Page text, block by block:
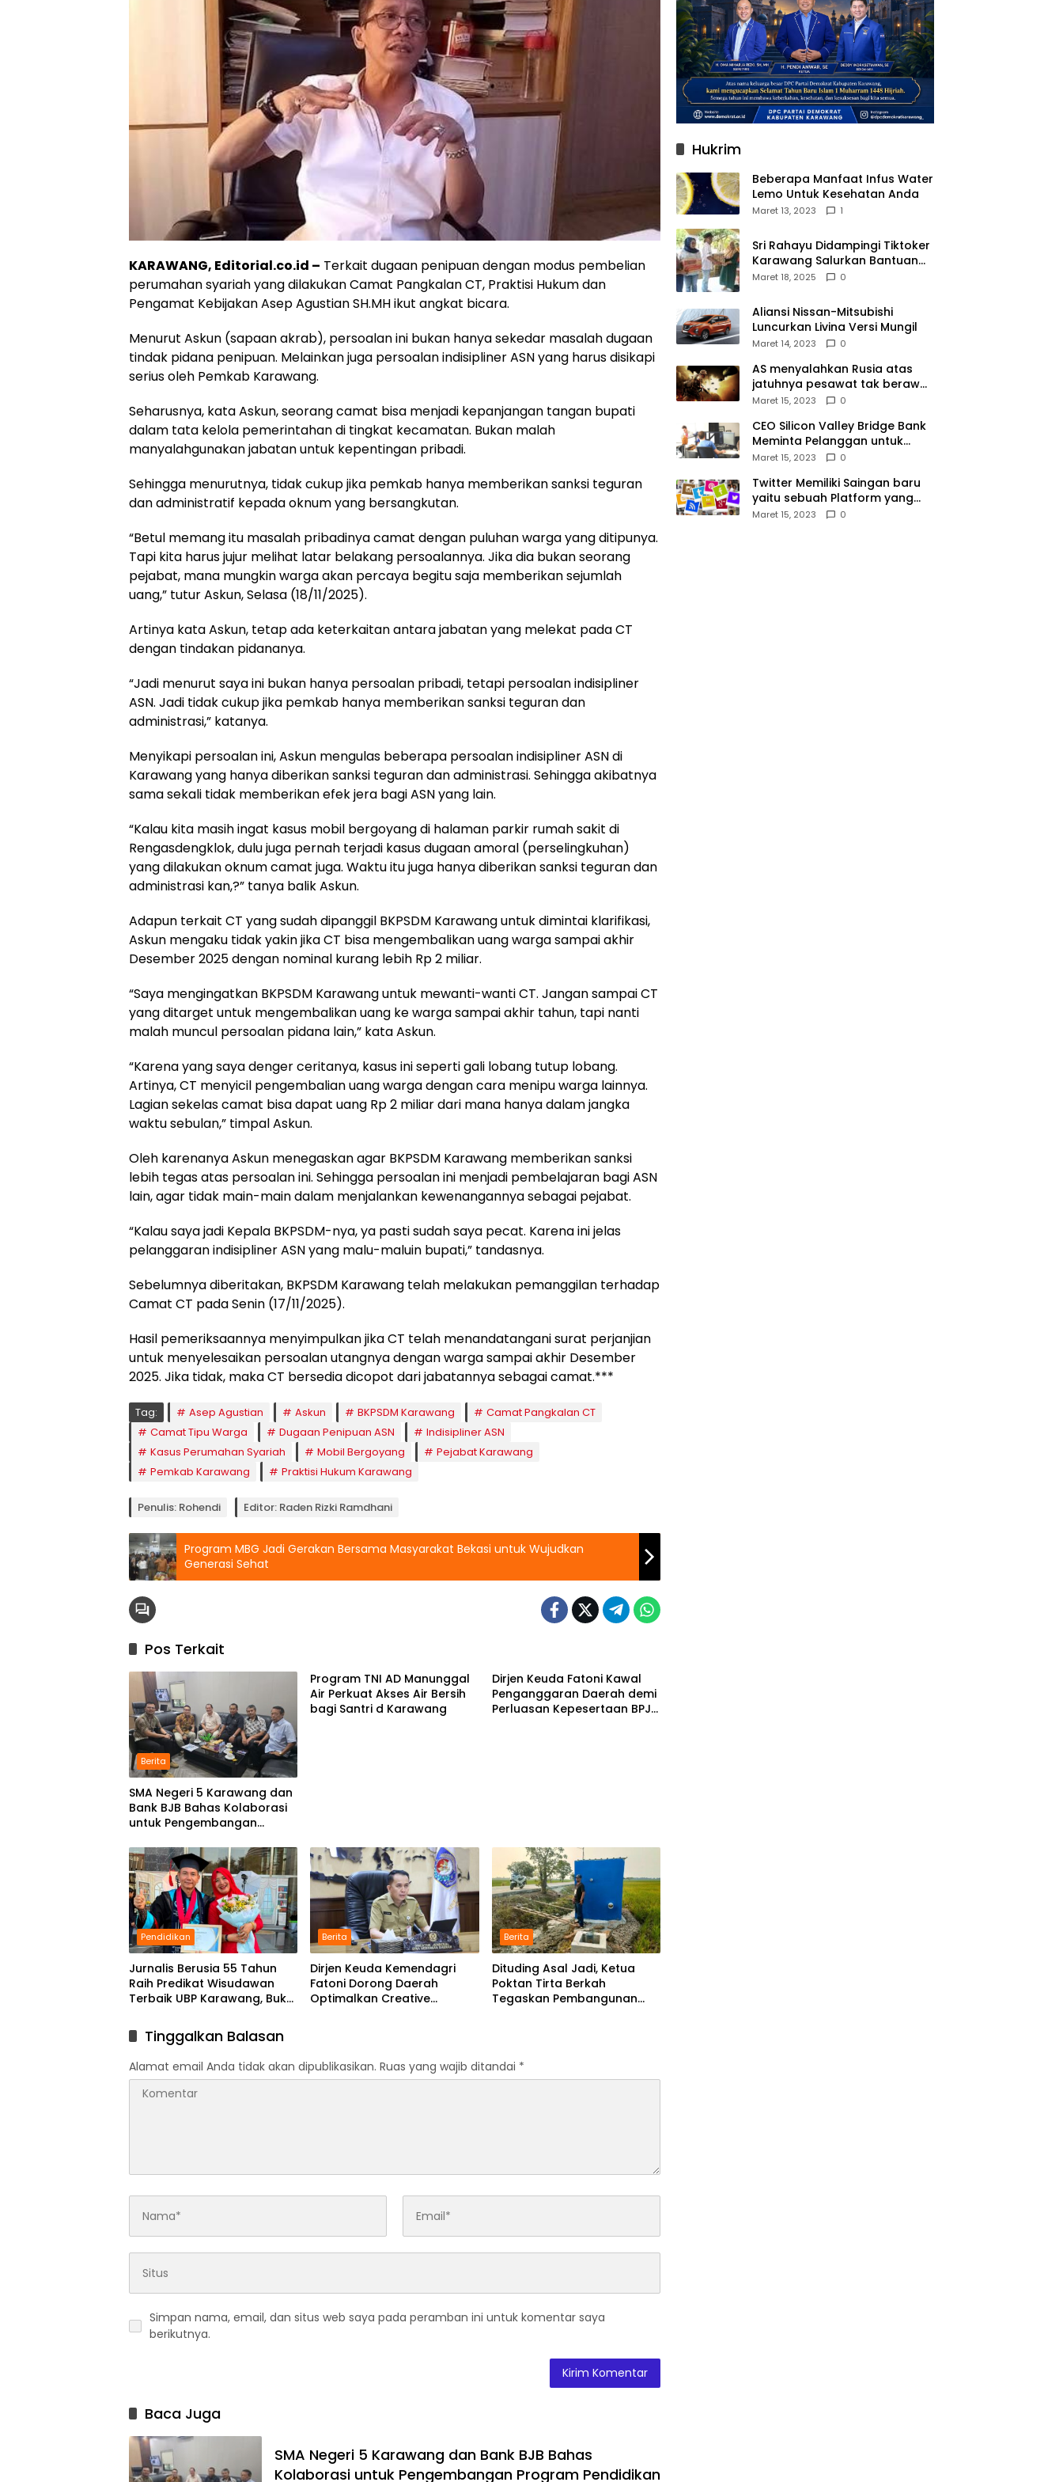
KARAWANG, Editorial.co.id – Terkait dugaan penipuan dengan modus pembelian
perumahan syariah yang dilakukan Camat Pangkalan CT, Praktisi Hukum dan
Pengamat Kebijakan Asep Agustian SH.MH ikut angkat bicara.
Menurut Askun (sapaan akrab), persoalan ini bukan hanya sekedar masalah dugaan
tindak pidana penipuan. Melainkan juga persoalan indisipliner ASN yang harus disikapi
serius oleh Pemkab Karawang.
Seharusnya, kata Askun, seorang camat bisa menjadi kepanjangan tangan bupati
dalam tata kelola pemerintahan di tingkat kecamatan. Bukan malah
manyalahgunakan jabatan untuk kepentingan pribadi.
Sehingga menurutnya, tidak cukup jika pemkab hanya memberikan sanksi teguran
dan administratif kepada oknum yang bersangkutan.
“Betul memang itu masalah pribadinya camat dengan puluhan warga yang ditipunya.
Tapi kita harus jujur melihat latar belakang persoalannya. Jika dia bukan seorang
pejabat, mana mungkin warga akan percaya begitu saja memberikan sejumlah
uang,” tutur Askun, Selasa (18/11/2025).
Artinya kata Askun, tetap ada keterkaitan antara jabatan yang melekat pada CT
dengan tindakan pidananya.
“Jadi menurut saya ini bukan hanya persoalan pribadi, tetapi persoalan indisipliner
ASN. Jadi tidak cukup jika pemkab hanya memberikan sanksi teguran dan
administrasi,” katanya.
Menyikapi persoalan ini, Askun mengulas beberapa persoalan indisipliner ASN di
Karawang yang hanya diberikan sanksi teguran dan administrasi. Sehingga akibatnya
sama sekali tidak memberikan efek jera bagi ASN yang lain.
“Kalau kita masih ingat kasus mobil bergoyang di halaman parkir rumah sakit di
Rengasdengklok, dulu juga pernah terjadi kasus dugaan amoral (perselingkuhan)
yang dilakukan oknum camat juga. Waktu itu juga hanya diberikan sanksi teguran dan
administrasi kan,?” tanya balik Askun.
Adapun terkait CT yang sudah dipanggil BKPSDM Karawang untuk dimintai klarifikasi,
Askun mengaku tidak yakin jika CT bisa mengembalikan uang warga sampai akhir
Desember 2025 dengan nominal kurang lebih Rp 2 miliar.
“Saya mengingatkan BKPSDM Karawang untuk mewanti-wanti CT. Jangan sampai CT
yang ditarget untuk mengembalikan uang ke warga sampai akhir tahun, tapi nanti
malah muncul persoalan pidana lain,” kata Askun.
“Karena yang saya denger ceritanya, kasus ini seperti gali lobang tutup lobang.
Artinya, CT menyicil pengembalian uang warga dengan cara menipu warga lainnya.
Lagian sekelas camat bisa dapat uang Rp 2 miliar dari mana hanya dalam jangka
waktu sebulan,” timpal Askun.
Oleh karenanya Askun menegaskan agar BKPSDM Karawang memberikan sanksi
lebih tegas atas persoalan ini. Sehingga persoalan ini menjadi pembelajaran bagi ASN
lain, agar tidak main-main dalam menjalankan kewenangannya sebagai pejabat.
“Kalau saya jadi Kepala BKPSDM-nya, ya pasti sudah saya pecat. Karena ini jelas
pelanggaran indisipliner ASN yang malu-maluin bupati,” tandasnya.
Sebelumnya diberitakan, BKPSDM Karawang telah melakukan pemanggilan terhadap
Camat CT pada Senin (17/11/2025).
Hasil pemeriksaannya menyimpulkan jika CT telah menandatangani surat perjanjian
untuk menyelesaikan persoalan utangnya dengan warga sampai akhir Desember
2025. Jika tidak, maka CT bersedia dicopot dari jabatannya sebagai camat.***
Tag: Asep Agustian Askun BKPSDM Karawang
Camat Pangkalan CT
Camat Tipu Warga
Dugaan Penipuan ASN
Indisipliner ASN
Kasus Perumahan Syariah
Mobil Bergoyang
Pejabat Karawang
Pemkab Karawang
Praktisi Hukum Karawang
Penulis: Rohendi Editor: Raden Rizki Ramdhani
Program MBG Jadi Gerakan Bersama Masyarakat Bekasi untuk Wujudkan
Generasi Sehat
Pos Terkait
Berita
SMA Negeri 5 Karawang dan
Bank BJB Bahas Kolaborasi
untuk Pengembangan
Program TNI AD Manunggal
Air Perkuat Akses Air Bersih
bagi Santri d Karawang
Dirjen Keuda Fatoni Kawal
Penganggaran Daerah demi
Perluasan Kepesertaan BPJS
Pendidikan
Jurnalis Berusia 55 Tahun
Raih Predikat Wisudawan
Terbaik UBP Karawang, Bukti
Mengenal Usia
Berita
Dirjen Keuda Kemendagri
Fatoni Dorong Daerah
Optimalkan Creative
Berita
Dituding Asal Jadi, Ketua
Poktan Tirta Berkah
Tegaskan Pembangunan
Tinggalkan Balasan
Alamat email Anda tidak akan dipublikasikan. Ruas yang wajib ditandai *
Simpan nama, email, dan situs web saya pada peramban ini untuk komentar saya
berikutnya.
Baca Juga
SMA Negeri 5 Karawang dan Bank BJB Bahas
Kolaborasi untuk Pengembangan Program Pendidikan
Hukrim
Beberapa Manfaat Infus Water
Lemo Untuk Kesehatan Anda
Maret 13, 2023 1
Sri Rahayu Didampingi Tiktoker
Karawang Salurkan Bantuan
untuk Warga Dusun Kampek
Maret 18, 2025 0
Aliansi Nissan-Mitsubishi
Luncurkan Livina Versi Mungil
Maret 14, 2023 0
AS menyalahkan Rusia atas
jatuhnya pesawat tak berawak
di Laut Hitam, Moskow
Maret 15, 2023 0
CEO Silicon Valley Bridge Bank
Meminta Pelanggan untuk
menyetor ulang dana Mereka
Maret 15, 2023 0
Twitter Memiliki Saingan baru
yaitu sebuah Platform yang
dibuat oleh Meta
Maret 15, 2023 0